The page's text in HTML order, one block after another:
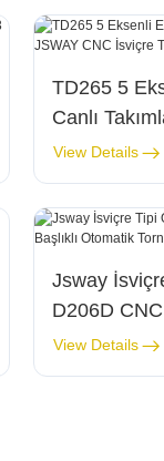
TD265 5
Canlı
İsviçre Torna
View Details
Jsway
D206D
Otomatik
View Details